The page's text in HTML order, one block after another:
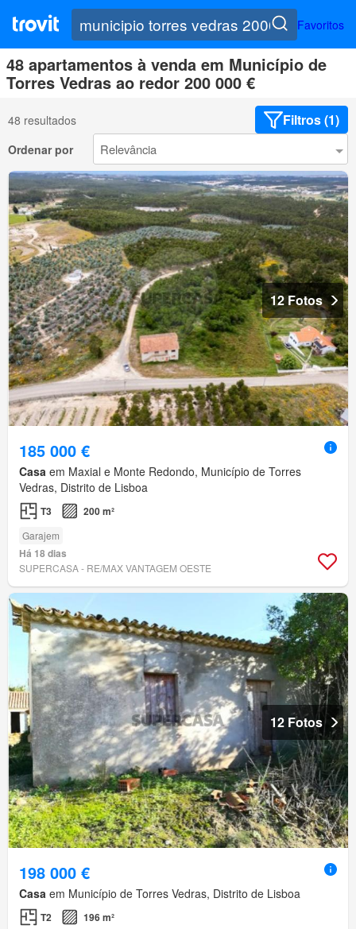
Favoritos
48 apartamentos à venda em Município de
Torres Vedras ao redor 200 000 €
48 resultados Filtros (1)
Ordenar por
12 Fotos
185 000 €
Casa em Maxial e Monte Redondo, Município de Torres
Vedras, Distrito de Lisboa
T3 200 m²
Garajem
Há 18 dias
SUPERCASA - RE/MAX VANTAGEM OESTE
12 Fotos
198 000 €
Casa em Município de Torres Vedras, Distrito de Lisboa
T2 196 m²